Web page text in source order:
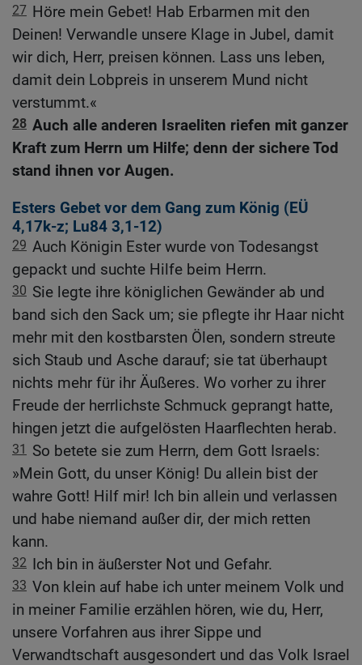
27 Höre mein Gebet! Hab Erbarmen mit den
Deinen! Verwandle unsere Klage in Jubel, damit
wir dich, Herr, preisen können. Lass uns leben,
damit dein Lobpreis in unserem Mund nicht
verstummt.«
28 Auch alle anderen Israeliten riefen mit ganzer
Kraft zum Herrn um Hilfe; denn der sichere Tod
stand ihnen vor Augen.
Esters Gebet vor dem Gang zum König (EÜ
4,17k-z; Lu84 3,1-12)
29 Auch Königin Ester wurde von Todesangst
gepackt und suchte Hilfe beim Herrn.
30 Sie legte ihre königlichen Gewänder ab und
band sich den Sack um; sie pflegte ihr Haar nicht
mehr mit den kostbarsten Ölen, sondern streute
sich Staub und Asche darauf; sie tat überhaupt
nichts mehr für ihr Äußeres. Wo vorher zu ihrer
Freude der herrlichste Schmuck geprangt hatte,
hingen jetzt die aufgelösten Haarflechten herab.
31 So betete sie zum Herrn, dem Gott Israels:
»Mein Gott, du unser König! Du allein bist der
wahre Gott! Hilf mir! Ich bin allein und verlassen
und habe niemand außer dir, der mich retten
kann.
32 Ich bin in äußerster Not und Gefahr.
33 Von klein auf habe ich unter meinem Volk und
in meiner Familie erzählen hören, wie du, Herr,
unsere Vorfahren aus ihrer Sippe und
Verwandtschaft ausgesondert und das Volk Israel